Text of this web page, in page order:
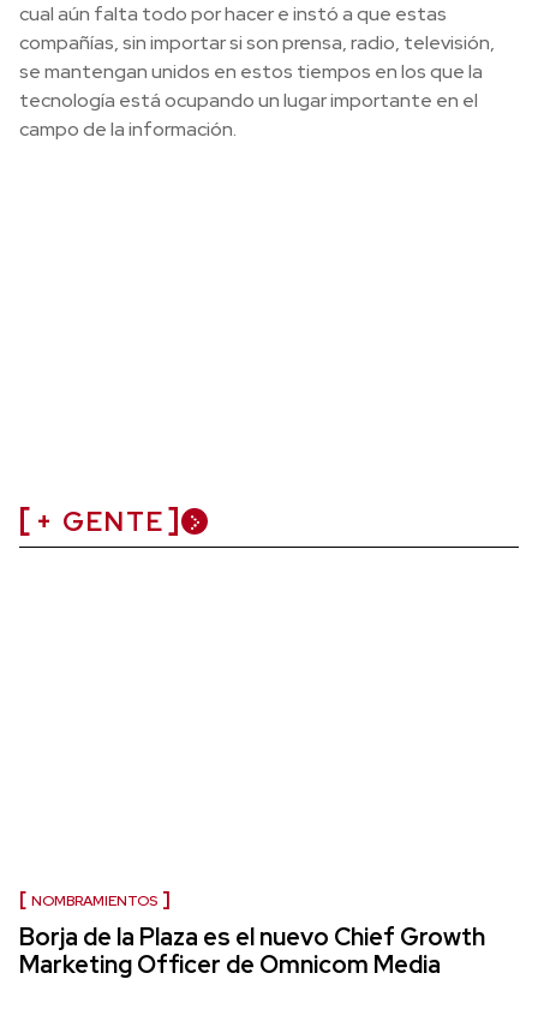
cual aún falta todo por hacer e instó a que estas
compañías, sin importar si son prensa, radio, televisión,
se mantengan unidos en estos tiempos en los que la
tecnología está ocupando un lugar importante en el
campo de la información.
+ GENTE
NOMBRAMIENTOS
Borja de la Plaza es el nuevo Chief Growth
Marketing Officer de Omnicom Media